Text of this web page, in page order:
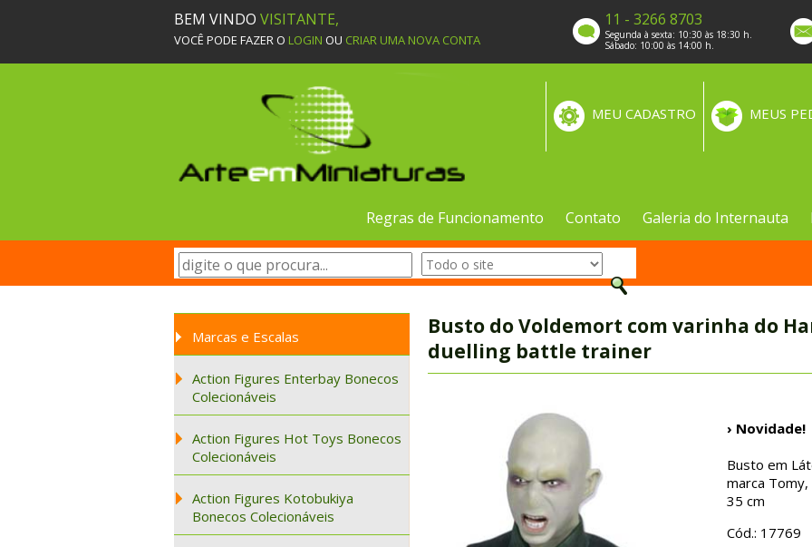
BEM VINDO VISITANTE,
VOCÊ PODE FAZER O LOGIN OU CRIAR UMA NOVA CONTA
11 - 3266 8703
Segunda à sexta: 10:30 às 18:30 h.
Sábado: 10:00 às 14:00 h.
MEUS
MEU CADASTRO
Regras de Funcionamento Contato Galeria do Internauta
Marcas e Escalas
Action Figures Enterbay Bonecos
Colecionáveis
Action Figures Hot Toys Bonecos
Colecionáveis
Action Figures Kotobukiya
Bonecos Colecionáveis
Busto do Voldemort com varinha do
duelling battle trainer
› Novidade!
Busto em
marca
35 cm
Cód.: 17769